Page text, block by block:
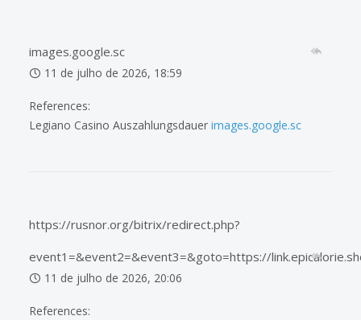
images.google.sc
11 de julho de 2026, 18:59
References:
Legiano Casino Auszahlungsdauer images.google.sc
https://rusnor.org/bitrix/redirect.php?
event1=&event2=&event3=&goto=https://
11 de julho de 2026, 20:06
References: